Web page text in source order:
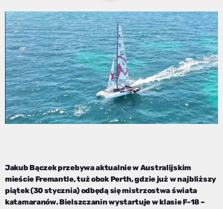
Jakub Bączek przebywa aktualnie w Australijskim
mieście Fremantle, tuż obok Perth, gdzie już w najbliższy
piątek (30 stycznia) odbędą się mistrzostwa świata
katamaranów. Bielszczanin wystartuje w klasie F-18 –